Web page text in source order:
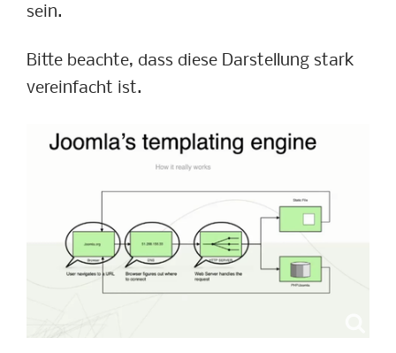
sein.
Bitte beachte, dass diese Darstellung stark
vereinfacht ist.